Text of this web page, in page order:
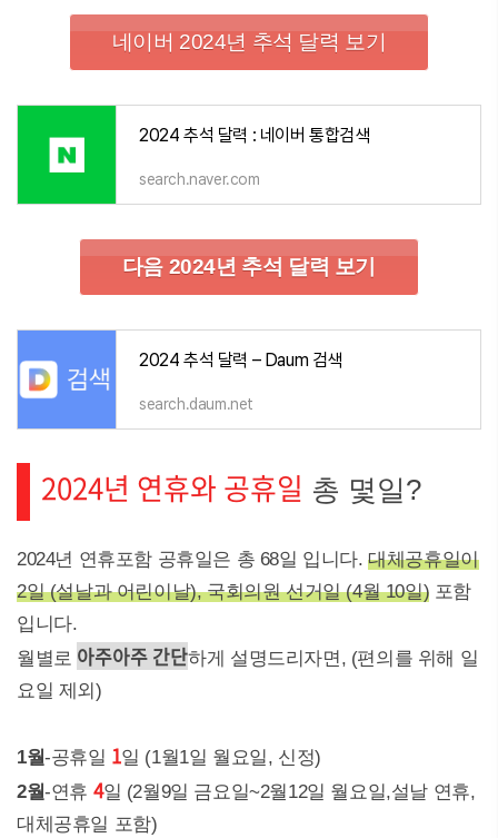
네이버 2024년 추석 달력 보기
2024 추석 달력 : 네이버 통합검색
search.naver.com
다음 2024년 추석 달력 보기
2024 추석 달력 – Daum 검색
search.daum.net
2024년 연휴와 공휴일 총 몇일?
2024년 연휴포함 공휴일은 총 68일 입니다.대체공휴일이
2일 (설날과 어린이날), 국회의원 선거일 (4월 10일) 포함
입니다.
월별로 아주아주 간단하게 설명드리자면, (편의를 위해 일
요일 제외)
1월-공휴일 1일 (1월1일 월요일, 신정)
2월-연휴 4일 (2월9일 금요일~2월12일 월요일,설날 연휴,
대체공휴일 포함)